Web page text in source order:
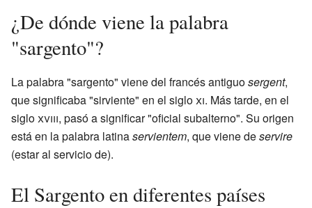
¿De dónde viene la palabra
"sargento"?
La palabra "sargento" viene del francés antiguosergent,
que significaba "sirviente" en el sigloxi. Más tarde, en el
sigloxviii, pasó a significar "oficial subalterno". Su origen
está en la palabra latinaservientem, que viene deservire
(estar al servicio de).
El Sargento en diferentes países